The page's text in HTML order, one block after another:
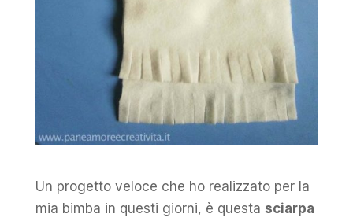
Un progetto veloce che ho realizzato per la
mia bimba in questi giorni, è questa sciarpa